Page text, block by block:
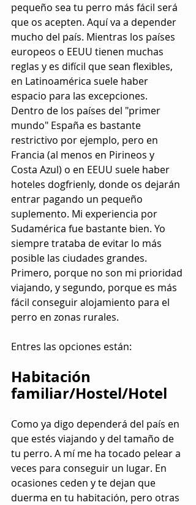
pequeño sea tu perro más fácil será
que os acepten. Aquí va a depender
mucho del país. Mientras los países
europeos o EEUU tienen muchas
reglas y es difícil que sean flexibles,
en Latinoamérica suele haber
espacio para las excepciones.
Dentro de los países del "primer
mundo" España es bastante
restrictivo por ejemplo, pero en
Francia (al menos en Pirineos y
Costa Azul) o en EEUU suele haber
hoteles dogfrienly, donde os dejarán
entrar pagando un pequeño
suplemento. Mi experiencia por
Sudamérica fue bastante bien. Yo
siempre trataba de evitar lo más
posible las ciudades grandes.
Primero, porque no son mi prioridad
viajando, y segundo, porque es más
fácil conseguir alojamiento para el
perro en zonas rurales.
Entres las opciones están:
Habitación
familiar/Hostel/Hotel
Como ya digo dependerá del país en
que estés viajando y del tamaño de
tu perro. A mí me ha tocado pelear a
veces para conseguir un lugar. En
ocasiones ceden y te dejan que
duerma en tu habitación, pero otras